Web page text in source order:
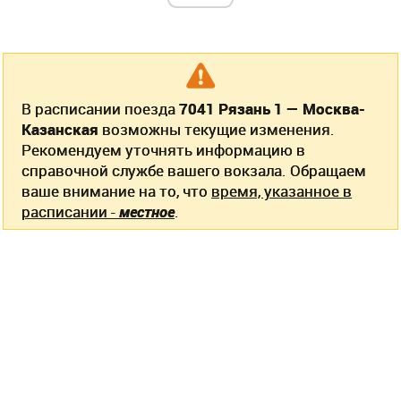
В расписании поезда7041 Рязань 1 — Москва-
Казанская возможны текущие изменения.
Рекомендуем уточнять информацию в
справочной службе вашего вокзала. Обращаем
ваше внимание на то, что время, указанное в
расписании -местное.